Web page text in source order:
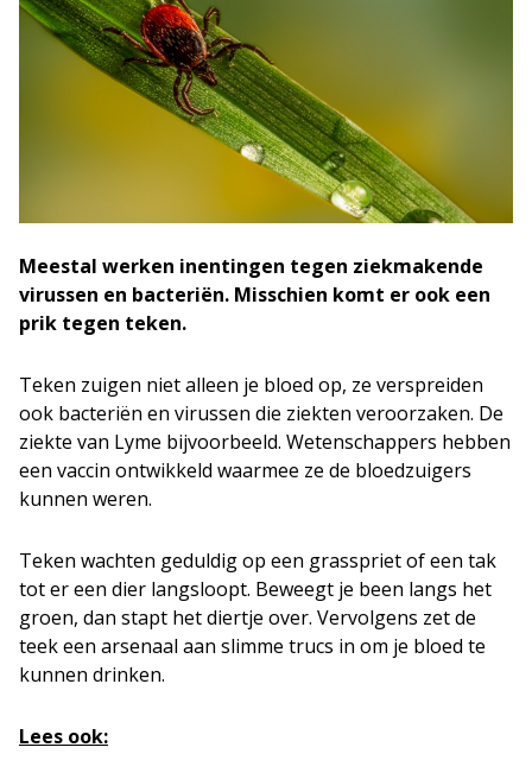
Meestal werken inentingen tegen ziekmakende
virussen en bacteriën. Misschien komt er ook een
prik tegen teken.
Teken zuigen niet alleen je bloed op, ze verspreiden
ook bacteriën en virussen die ziekten veroorzaken. De
ziekte van Lyme bijvoorbeeld. Wetenschappers hebben
een vaccin ontwikkeld waarmee ze de bloedzuigers
kunnen weren.
Teken wachten geduldig op een grasspriet of een tak
tot er een dier langsloopt. Beweegt je been langs het
groen, dan stapt het diertje over. Vervolgens zet de
teek een arsenaal aan slimme trucs in om je bloed te
kunnen drinken.
Lees ook: